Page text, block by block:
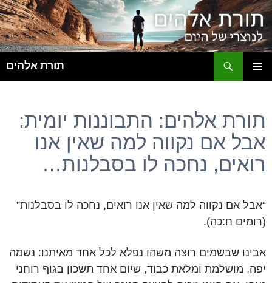
תורת אלהים
תורת אלהים: התבוננות יומית:
אבל אם נקווה למה שאין אנו
רואים, נחכה לו בסבלנות…
“אבל אם נקווה למה שאין אנו רואים, נחכה לו בסבלנות”
(רומים ח:כה).
אבינו שבשמים רוצה משהו נפלא לכל אחד מאיתנו: נשמה
יפה, מושלמת ומלאת כבוד, שיום אחד תשכון בגוף רוחני